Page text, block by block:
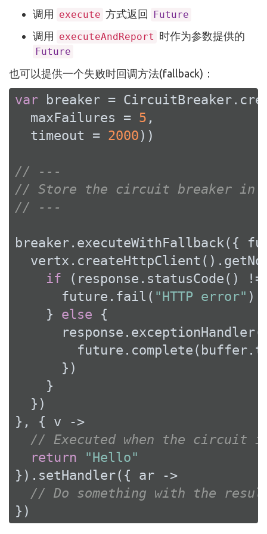
调用 execute 方式返回 Future
调用 executeAndReport 时作为参数提供的
Future
也可以提供一个失败时回调方法(fallback)：
var breaker =
  maxFailures =
5 ,
  timeout =
2000 ))
// ---
// Store the circuit breaker in
// ---
breaker.executeWithFallback({
if (response.statusCode()
      future.fail(
"HTTP error" )
    }
else {
      })
    }
  })
}, { v ->
// Executed when the circuit is
return
"Hello"
}).setHandler({ ar ->
// Do something with the
})